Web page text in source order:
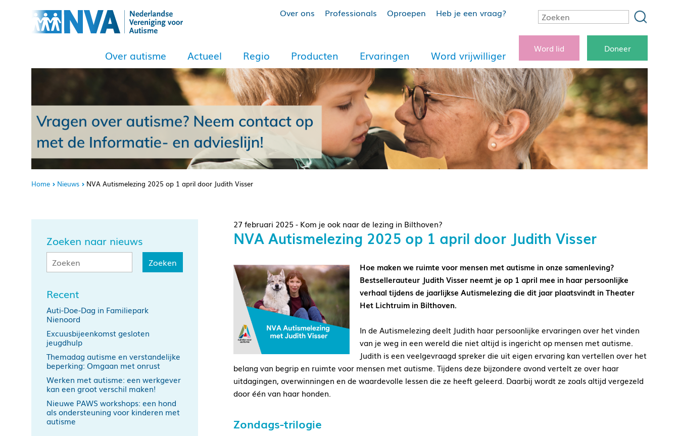
Over ons Professionals Oproepen Heb je een vraag?
Over autisme Actueel Regio Producten Ervaringen Word vrijwilliger
Word lid Doneer
Home Nieuws NVA Autismelezing 2025 op 1 april door Judith Visser
Zoeken naar nieuws
Recent
Auti-Doe-Dag in Familiepark
Nienoord
Excuusbijeenkomst gesloten
jeugdhulp
Themadag autisme en verstandelijke
beperking: Omgaan met onrust
Werken met autisme: een werkgever
kan een groot verschil maken!
Nieuwe PAWS workshops: een hond
als ondersteuning voor kinderen met
autisme
27 februari 2025 - Kom je ook naar de lezing in Bilthoven?
NVA Autismelezing 2025 op 1 april door Judith Visser
Hoe maken we ruimte voor mensen met autisme in onze samenleving?
Bestsellerauteur Judith Visser neemt je op 1 april mee in haar persoonlijke
verhaal tijdens de jaarlijkse Autismelezing die dit jaar plaatsvindt in Theater
Het Lichtruim in Bilthoven.
In de Autismelezing deelt Judith haar persoonlijke ervaringen over het vinden
van je weg in een wereld die niet altijd is ingericht op mensen met autisme.
Judith is een veelgevraagd spreker die uit eigen ervaring kan vertellen over het
belang van begrip en ruimte voor mensen met autisme. Tijdens deze bijzondere avond vertelt ze over haar
uitdagingen, overwinningen en de waardevolle lessen die ze heeft geleerd. Daarbij wordt ze zoals altijd vergezeld
door één van haar honden.
Zondags-trilogie